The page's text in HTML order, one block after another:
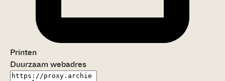
Printen
Duurzaam webadres